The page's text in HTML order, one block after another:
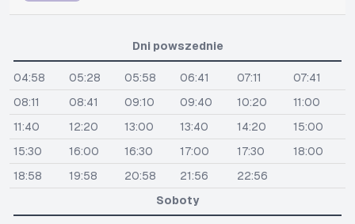
Dni powszednie
04:58 05:28 05:58 06:41 07:11
07:41
08:11
08:41 09:10 09:40 10:20
11:00
11:40
12:20 13:00 13:40 14:20
15:00
15:30
16:00 16:30 17:00 17:30
18:00
18:58
19:58 20:58 21:56
22:56
Soboty